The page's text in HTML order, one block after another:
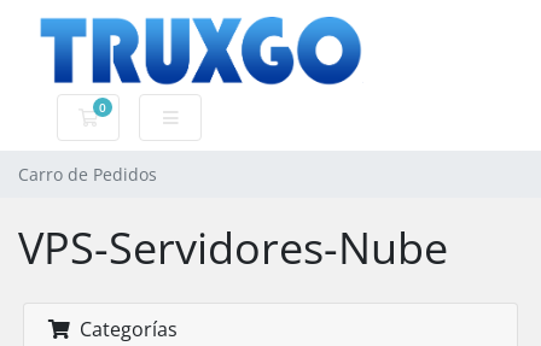
0
Carro de Pedidos
Carro de Pedidos
VPS-Servidores-Nube
Categorías